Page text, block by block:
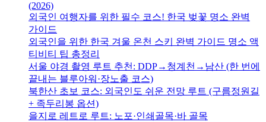
(2026)
외국인 여행자를 위한 필수 코스! 한국 벚꽃 명소 완벽
가이드
외국인을 위한 한국 겨울 온천 스키 완벽 가이드 명소 액
티비티 팁 총정리
서울 야경 촬영 루트 추천: DDP→청계천→남산 (한 번에
끝내는 블루아워·장노출 코스)
북한산 초보 코스: 외국인도 쉬운 전망 루트 (구름정원길
+ 족두리봉 옵션)
을지로 레트로 루트: 노포·인쇄골목·바 골목